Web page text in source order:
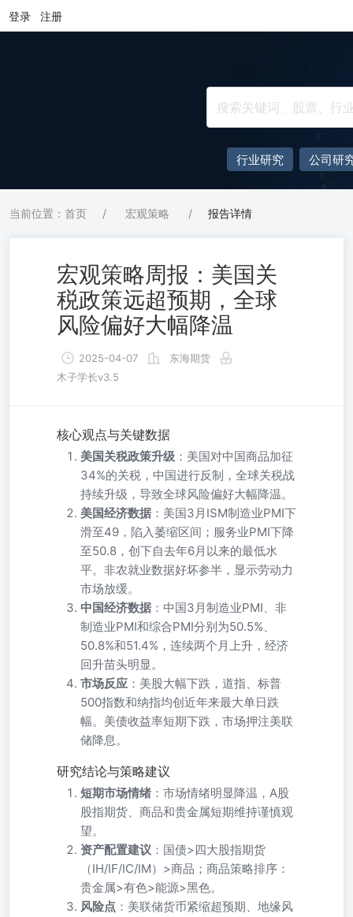
登录 注册
行业研究 公司研
当前位置：首页 / 宏观策略 / 报告详情
宏观策略周报：美国关
税政策远超预期，全球
风险偏好大幅降温
2025-04-07
东海期货
木子学长v3.5
核心观点与关键数据
美国关税政策升级 ：美国对中国商品加征
34%的关税，中国进行反制，全球关税战
持续升级，导致全球风险偏好大幅降温。
美国经济数据 ：美国3月ISM制造业PMI下
滑至49，陷入萎缩区间；服务业PMI下降
至50.8，创下自去年6月以来的最低水
平。非农就业数据好坏参半，显示劳动力
市场放缓。
中国经济数据 ：中国3月制造业PMI、非
制造业PMI和综合PMI分别为50.5%、
50.8%和51.4%，连续两个月上升，经济
回升苗头明显。
市场反应 ：美股大幅下跌，道指、标普
500指数和纳指均创近年来最大单日跌
幅。美债收益率短期下跌，市场押注美联
储降息。
研究结论与策略建议
短期市场情绪 ：市场情绪明显降温，A股
股指期货、商品和贵金属短期维持谨慎观
望。
资产配置建议 ：国债>四大股指期货
（IH/IF/IC/IM）>商品；商品策略排序：
贵金属>有色>能源>黑色。
风险点 ：美联储货币紧缩超预期、地缘风